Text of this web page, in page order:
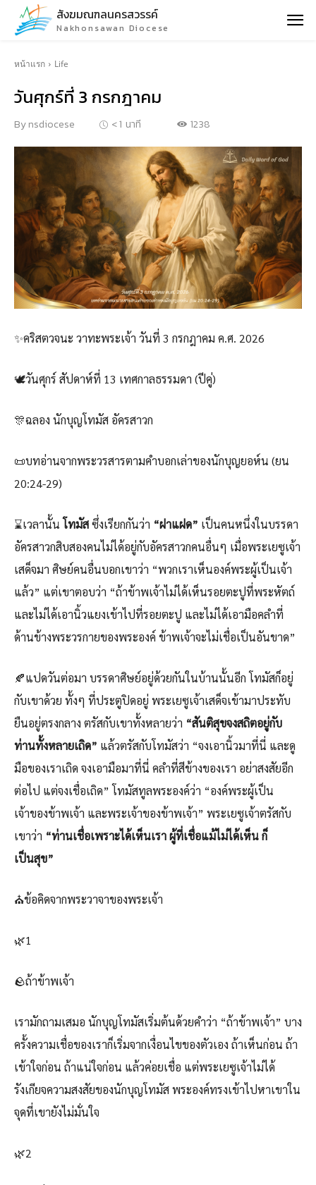
สังฆมณฑลนครสวรรค์
Nakhonsawan Diocese
หน้าแรก Life
วันศุกร์ที่ 3 กรกฎาคม
Bynsdiocese < 1 นาที 1238
✨คริสตวจนะ วาทะพระเจ้า วันที่ 3 กรกฎาคม ค.ศ. 2026
🕊️วันศุกร์ สัปดาห์ที่ 13 เทศกาลธรรมดา (ปีคู่)
🎊ฉลอง นักบุญโทมัส อัครสาวก
📜บทอ่านจากพระวรสารตามคำบอกเล่าของนักบุญยอห์น (ยน
20:24-29)
⌛เวลานั้น โทมัสซึ่งเรียกกันว่า “ฝาแฝด” เป็นคนหนึ่งในบรรดา
อัครสาวกสิบสองคนไม่ได้อยู่กับอัครสาวกคนอื่นๆ เมื่อพระเยซูเจ้า
เสด็จมา ศิษย์คนอื่นบอกเขาว่า “พวกเราเห็นองค์พระผู้เป็นเจ้า
แล้ว” แต่เขาตอบว่า “ถ้าข้าพเจ้าไม่ได้เห็นรอยตะปูที่พระหัตถ์
และไม่ได้เอานิ้วแยงเข้าไปที่รอยตะปู และไม่ได้เอามือคลำที่
ด้านข้างพระวรกายของพระองค์ ข้าพเจ้าจะไม่เชื่อเป็นอันขาด”
🍂แปดวันต่อมา บรรดาศิษย์อยู่ด้วยกันในบ้านนั้นอีก โทมัสก็อยู่
กับเขาด้วย ทั้งๆ ที่ประตูปิดอยู่ พระเยซูเจ้าเสด็จเข้ามาประทับ
ยืนอยู่ตรงกลาง ตรัสกับเขาทั้งหลายว่า “สันติสุขจงสถิตอยู่กับ
ท่านทั้งหลายเถิด” แล้วตรัสกับโทมัสว่า “จงเอานิ้วมาที่นี่ และดู
มือของเราเถิด จงเอามือมาที่นี่ คลำที่สีข้างของเรา อย่าสงสัยอีก
ต่อไป แต่จงเชื่อเถิด” โทมัสทูลพระองค์ว่า “องค์พระผู้เป็น
เจ้าของข้าพเจ้า และพระเจ้าของข้าพเจ้า” พระเยซูเจ้าตรัสกับ
เขาว่า “ท่านเชื่อเพราะได้เห็นเรา ผู้ที่เชื่อแม้ไม่ได้เห็น ก็
เป็นสุข”
⛪ข้อคิดจากพระวาจาของพระเจ้า
🌿1
🪨ถ้าข้าพเจ้า
เรามักถามเสมอ นักบุญโทมัสเริ่มต้นด้วยคำว่า “ถ้าข้าพเจ้า” บาง
ครั้งความเชื่อของเราก็เริ่มจากเงื่อนไขของตัวเอง ถ้าเห็นก่อน ถ้า
เข้าใจก่อน ถ้าแน่ใจก่อน แล้วค่อยเชื่อ แต่พระเยซูเจ้าไม่ได้
รังเกียจความสงสัยของนักบุญโทมัส พระองค์ทรงเข้าไปหาเขาใน
จุดที่เขายังไม่มั่นใจ
🌿2